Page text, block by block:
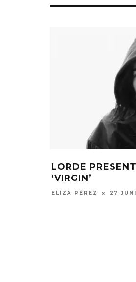
LORDE
‘VIRGIN’
ELIZA PÉREZ 27